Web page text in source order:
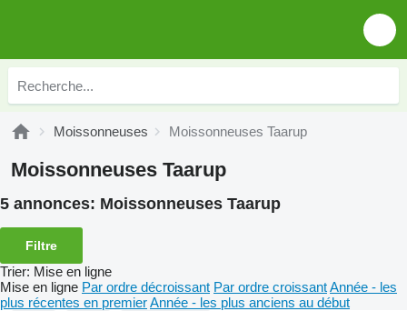
Moissonneuses Moissonneuses Taarup
Moissonneuses Taarup
5 annonces: Moissonneuses Taarup
Filtre
Trier: Mise en ligne
Mise en ligne Par ordre décroissant Par ordre croissantAnnée - les
plus récentes en premierAnnée - les plus anciens au début